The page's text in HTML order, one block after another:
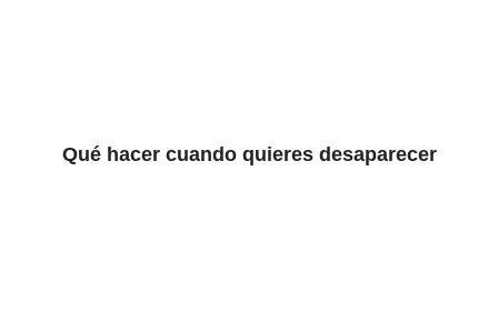
Qué hacer cuando quieres desaparecer